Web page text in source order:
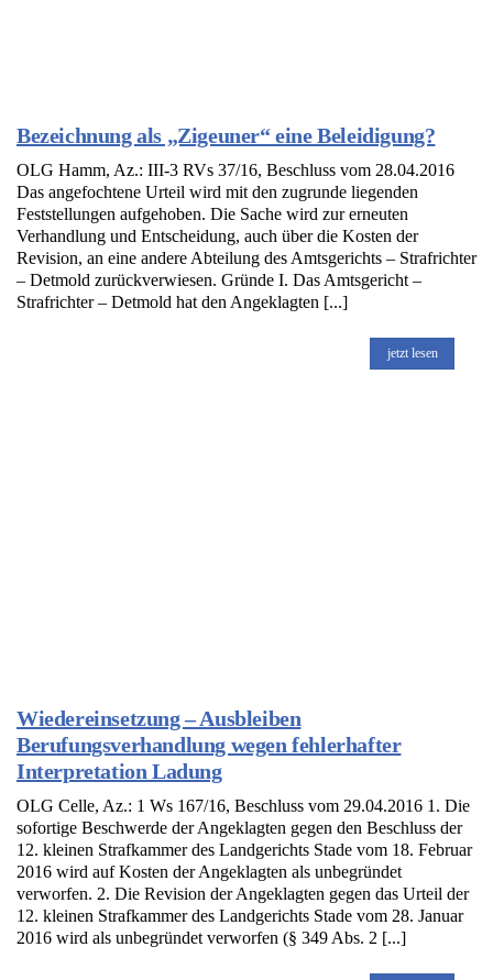
Bezeichnung als „Zigeuner“ eine Beleidigung?
OLG Hamm, Az.: III-3 RVs 37/16, Beschluss vom 28.04.2016
Das angefochtene Urteil wird mit den zugrunde liegenden
Feststellungen aufgehoben. Die Sache wird zur erneuten
Verhandlung und Entscheidung, auch über die Kosten der
Revision, an eine andere Abteilung des Amtsgerichts – Strafrichter
– Detmold zurückverwiesen. Gründe I. Das Amtsgericht –
Strafrichter – Detmold hat den Angeklagten [...]
jetzt lesen
Wiedereinsetzung – Ausbleiben
Berufungsverhandlung wegen fehlerhafter
Interpretation Ladung
OLG Celle, Az.: 1 Ws 167/16, Beschluss vom 29.04.2016 1. Die
sofortige Beschwerde der Angeklagten gegen den Beschluss der
12. kleinen Strafkammer des Landgerichts Stade vom 18. Februar
2016 wird auf Kosten der Angeklagten als unbegründet
verworfen. 2. Die Revision der Angeklagten gegen das Urteil der
12. kleinen Strafkammer des Landgerichts Stade vom 28. Januar
2016 wird als unbegründet verworfen (§ 349 Abs. 2 [...]